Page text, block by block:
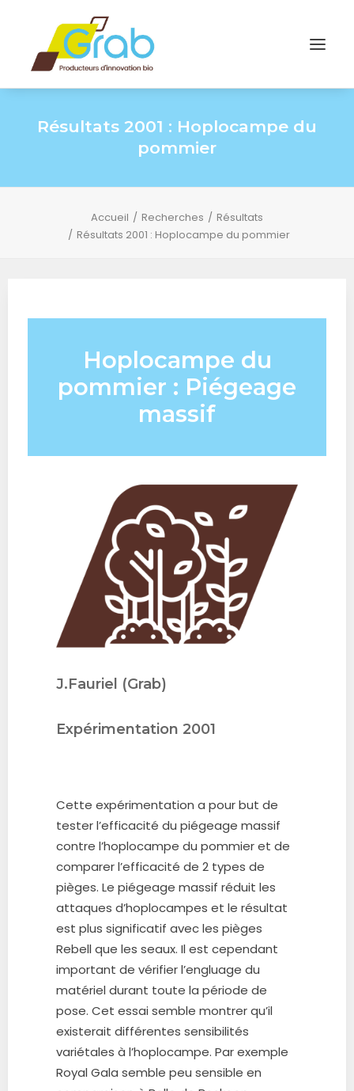
Résultats 2001 : Hoplocampe du
pommier
Accueil Recherches
Résultats
Résultats 2001 : Hoplocampe du pommier
Hoplocampe du
pommier : Piégeage
massif
J.Fauriel (Grab)
Expérimentation 2001
Cette expérimentation a pour but de
tester l’efficacité du piégeage massif
contre l’hoplocampe du pommier et de
comparer l’efficacité de 2 types de
pièges. Le piégeage massif réduit les
attaques d’hoplocampes et le résultat
est plus significatif avec les pièges
Rebell que les seaux. Il est cependant
important de vérifier l’engluage du
matériel durant toute la période de
pose. Cet essai semble montrer qu’il
existerait différentes sensibilités
variétales à l’hoplocampe. Par exemple
Royal Gala semble peu sensible en